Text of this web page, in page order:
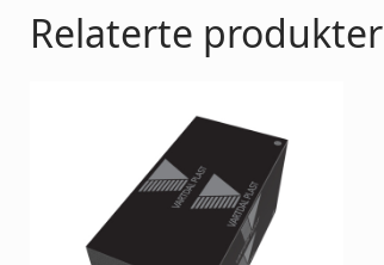
Relaterte produkter